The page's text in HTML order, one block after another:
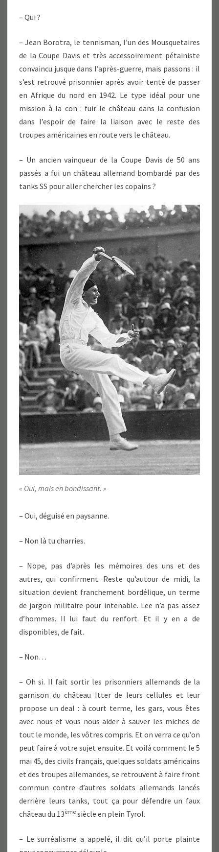
– Qui ?
– Jean Borotra, le tennisman, l’un des Mousquetaires
de la Coupe Davis et très accessoirement pétainiste
convaincu jusque dans l’après-guerre, mais passons : il
s’est retrouvé prisonnier après avoir tenté de passer
en Afrique du nord en 1942. Le type idéal pour une
mission à la con : fuir le château dans la confusion
dans l’espoir de faire la liaison avec le reste des
troupes américaines en route vers le château.
– Un ancien vainqueur de la Coupe Davis de 50 ans
passés a fui un château allemand bombardé par des
tanks SS pour aller chercher les copains ?
« Oui, mais en bondissant. »
– Oui, déguisé en paysanne.
– Non là tu charries.
– Nope, pas d’après les mémoires des uns et des
autres, qui confirment. Reste qu’autour de midi, la
situation devient franchement bordélique, un terme
de jargon militaire pour intenable. Lee n’a pas assez
d’hommes. Il lui faut du renfort. Et il y en a de
disponibles, de fait.
– Non…
– Oh si. Il fait sortir les prisonniers allemands de la
garnison du château Itter de leurs cellules et leur
propose un deal : à court terme, les gars, vous êtes
avec nous et vous nous aider à sauver les miches de
tout le monde, les vôtres compris. Et on verra ce qu’on
peut faire à votre sujet ensuite. Et voilà comment le 5
mai 45, des civils français, quelques soldats américains
et des troupes allemandes, se retrouvent à faire front
commun contre d’autres soldats allemands lancés
derrière leurs tanks, tout ça pour défendre un faux
château du 13ème siècle en plein Tyrol.
– Le surréalisme a appelé, il dit qu’il porte plainte